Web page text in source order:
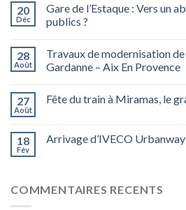
20
Déc
Gare de l’Estaque : Vers un
publics ?
28
Août
Travaux de modernisation
Gardanne – Aix En Provence
27
Août
Fête du train à Miramas, le
18
Fév
Arrivage d’IVECO
COMMENTAIRES RECENTS